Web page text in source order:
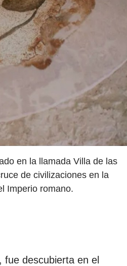
en la llamada Villa de las
de civilizaciones en la
Imperio romano.
descubierta en el